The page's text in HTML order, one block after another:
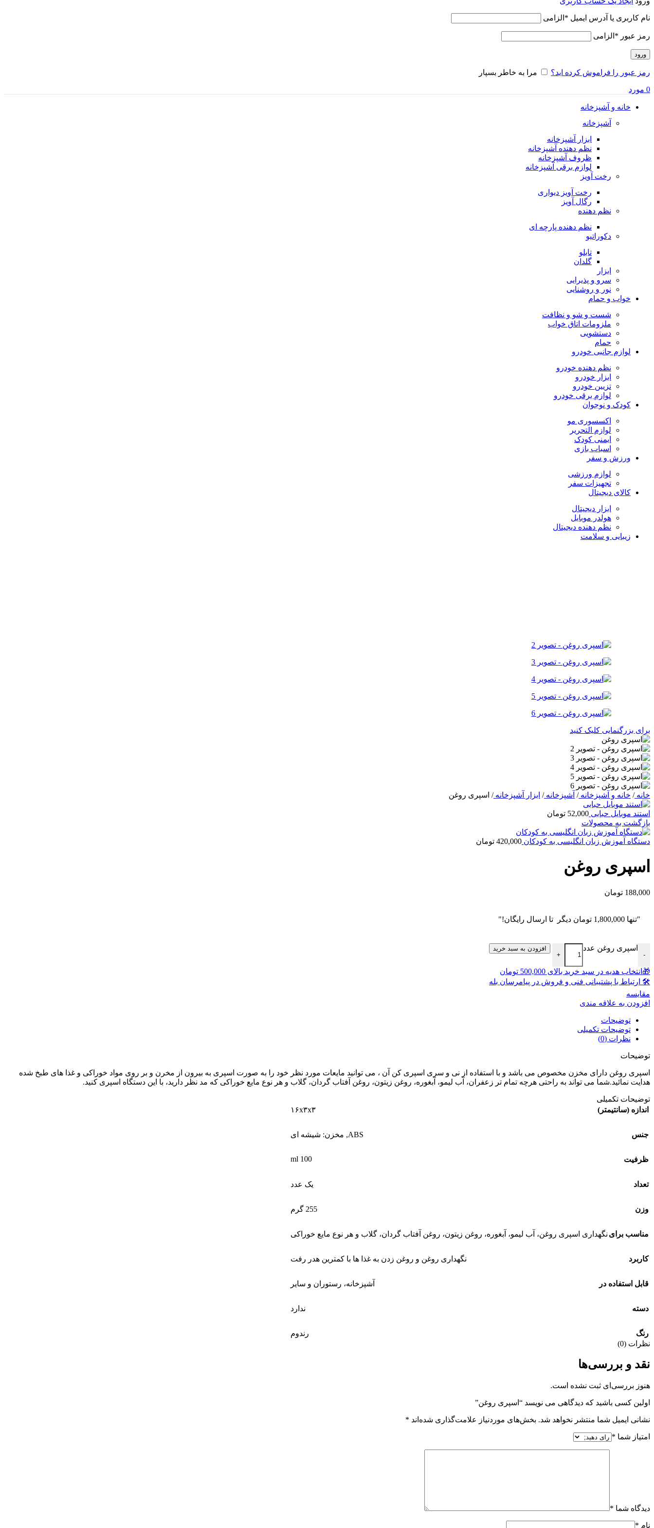
نام کاربری یا آدرس ایمیل * الزامی
رمز عبور * الزامی
ورود
رمز عبور را فراموش کرده اید؟ مرا به خاطر بسپار
0 مورد
خانه و آشپزخانه
آشپزخانه
ابزار آشپزخانه
نظم دهنده آشپزخانه
ظروف آشپزخانه
لوازم برقی آشپزخانه
رخت آویز
رخت آویز دیواری
رگال آویز
نظم دهنده
نظم دهنده پارچه ای
دکوراتیو
تابلو
گلدان
ابزار
سرو و پذیرایی
نور و روشنایی
خواب و حمام
شست و شو و نظافت
ملزومات اتاق خواب
دستشویی
حمام
لوازم جانبی خودرو
نظم دهنده خودرو
ابزار خودرو
تزیین خودرو
لوازم برقی خودرو
کودک و نوجوان
اکسسوری مو
لوازم التحریر
ایمنی کودک
اسباب بازی
ورزش و سفر
لوازم ورزشی
تجهیزات سفر
کالای دیجیتال
ابزار دیجیتال
هولدر موبایل
نظم دهنده دیجیتال
زیبایی و سلامت
برای بزرگنمایی کلیک کنید
خانه/ خانه و آشپزخانه/ آشپزخانه/ ابزار آشپزخانه/ اسپری روغن
استند موبایل حبابی 52,000 تومان
بازگشت به محصولات
دستگاه آموزش زبان انگلیسی به کودکان 420,000 تومان
اسپری روغن
188,000 تومان
"تنها 1,800,000 تومان دیگر تا ارسال رایگان!"
-
اسپری روغن عدد
+
افزودن به سبد خرید
🎁انتخاب هدیه در سبد خرید بالای 500,000 تومان
🛠 ارتباط با پشتیبانی فنی و فروش در پیامرسان بله
مقايسه
افزودن به علاقه مندی
توضیحات
توضیحات تکمیلی
نظرات (0)
توضیحات
اسپری روغن دارای مخزن مخصوص می باشد و با استفاده از نی و سری اسپری کن آن ، می توانید مایعات مورد نظر خود را به صورت اسپری به بیرون از مخرن و بر روی مواد خوراکی و غذا های طبخ شده
هدایت نمائید.شما می تواند به راحتی هرچه تمام تر زعفران، آب لیمو، آبغوره، روغن زیتون، روغن آفتاب گردان، گلاب و هر نوع مایع خوراکی که مد نظر دارید، با این دستگاه اسپری کنید.
توضیحات تکمیلی
اندازه (سانتیمتر)
۱۶x۳x۳
جنس ABS
, مخزن: شیشه ای
ظرفیت 100 ml
تعداد یک عدد
وزن 255 گرم
مناسب برای نگهداری اسپری روغن، آب لیمو، آبغوره، روغن زیتون، روغن آفتاب گردان، گلاب و هر نوع مایع خوراکی
کاربرد نگهداری روغن و روغن زدن به غذا ها با کمترین هدر رفت
قابل استفاده در آشپزخانه، رستوران و سایر
دسته ندارد
رنگ
رندوم
نظرات (0)
نقد و بررسی‌ها
هنوز بررسی‌ای ثبت نشده است.
اولین کسی باشید که دیدگاهی می نویسد “اسپری روغن”
نشانی ایمیل شما منتشر نخواهد شد. بخش‌های موردنیاز علامت‌گذاری شده‌اند *
امتیاز شما *
دیدگاه شما *
نام *